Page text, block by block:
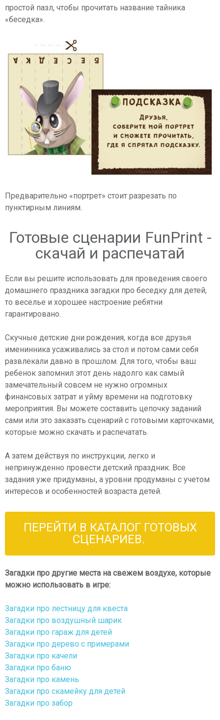
простой пазл, чтобы прочитать название тайника
«беседка».
Предварительно «портрет» стоит разрезать по
пунктирным линиям.
Готовые сценарии FunPrint -
скачай и распечатай
Если вы решите использовать для проведения своего
домашнего праздника загадки про беседку для детей,
то веселье и хорошее настроение ребятни
гарантировано.
Скучные детские дни рождения, когда все друзья
именинника усаживались за стол и потом сами себя
развлекали давно в прошлом. Для того, чтобы ваш
ребенок запомнил этот день надолго как самый
замечательный совсем не нужно огромных
финансовых затрат и уйму времени на подготовку
мероприятия. Вы можете составить цепочку заданий
сами или это заказать сценарий с готовыми карточками,
которые можно скачать и распечатать.
А затем действуя по инструкции, легко и
непринужденно провести детский праздник. Все
задания уже придуманы, а уровни продуманы с учетом
интересов и особенностей возраста детей.
ПЕРЕЙТИ В КАТАЛОГ ГОТОВЫХ
СЦЕНАРИЕВ.
Загадки про другие места на свежем воздухе, которые
можно использовать в игре:
Загадки про лестницу для квеста
Загадки про воздушный шарик
Загадки про гараж для детей
Загадки про дерево с примерами
Загадки про качели
Загадки про баню
Загадки про камень
Загадки про скамейку для детей
Загадки про забор